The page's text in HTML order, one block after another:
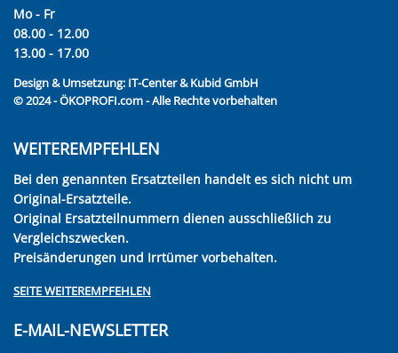
Mo - Fr
08.00 - 12.00
13.00 - 17.00
Design & Umsetzung: IT-Center & Kubid GmbH
© 2024 - ÖKOPROFI.com - Alle Rechte vorbehalten
WEITEREMPFEHLEN
Bei den genannten Ersatzteilen handelt es sich nicht um
Original-Ersatzteile.
Original Ersatzteilnummern dienen ausschließlich zu
Vergleichszwecken.
Preisänderungen und Irrtümer vorbehalten.
SEITE WEITEREMPFEHLEN
E-MAIL-NEWSLETTER